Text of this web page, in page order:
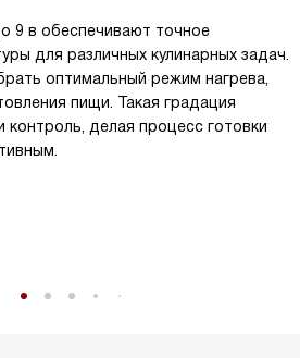
9 в обеспечивают точное
для различных кулинарных задач.
оптимальный режим нагрева,
пищи. Такая градация
контроль, делая процесс готовки